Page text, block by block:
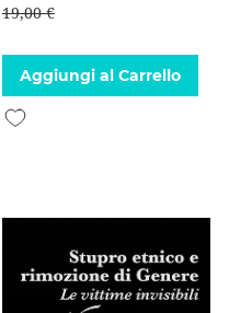
19,00 €
Aggiungi al Carrello
Aggiungi alla lista desideri